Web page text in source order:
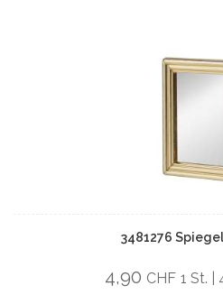
3481276
4,90 CHF 1 St. |